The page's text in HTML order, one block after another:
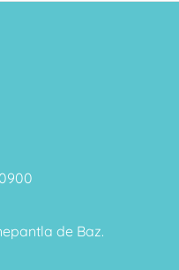
de Baz.